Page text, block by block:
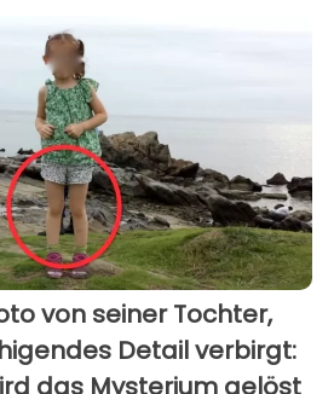
von seiner Tochter,
Detail verbirgt:
das Mysterium gelöst